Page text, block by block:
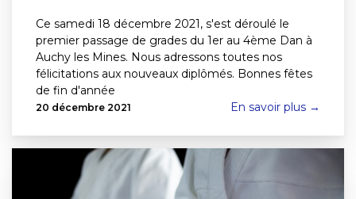
Ce samedi 18 décembre 2021, s'est déroulé le
premier passage de grades du 1er au 4ème Dan à
Auchy les Mines. Nous adressons toutes nos
félicitations aux nouveaux diplômés. Bonnes fêtes
de fin d'année
20 décembre 2021 En savoir plus →